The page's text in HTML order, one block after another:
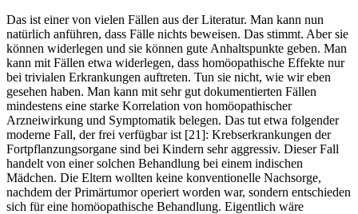
Das ist einer von vielen Fällen aus der Literatur. Man kann nun
natürlich anführen, dass Fälle nichts beweisen. Das stimmt. Aber sie
können widerlegen und sie können gute Anhaltspunkte geben. Man
kann mit Fällen etwa widerlegen, dass homöopathische Effekte nur
bei trivialen Erkrankungen auftreten. Tun sie nicht, wie wir eben
gesehen haben. Man kann mit sehr gut dokumentierten Fällen
mindestens eine starke Korrelation von homöopathischer
Arzneiwirkung und Symptomatik belegen. Das tut etwa folgender
moderne Fall, der frei verfügbar ist [21]: Krebserkrankungen der
Fortpflanzungsorgane sind bei Kindern sehr aggressiv. Dieser Fall
handelt von einer solchen Behandlung bei einem indischen
Mädchen. Die Eltern wollten keine konventionelle Nachsorge,
nachdem der Primärtumor operiert worden war, sondern entschieden
sich für eine homöopathische Behandlung. Eigentlich wäre